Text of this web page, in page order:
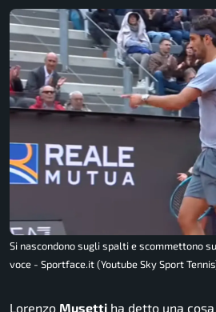
Si nascondono sugli spalti e scommettono
voce - Sportface.it (Youtube Sky Sport
Lorenzo Musetti ha detto una